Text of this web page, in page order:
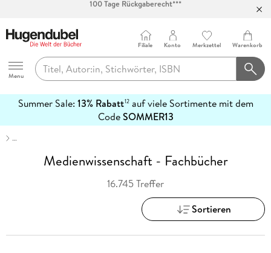
Abholung in über 100 Filialen
Hugendubel
Menu
Filiale Konto Merkzettel Warenkorb
Summer Sale: 13% Rabatt12auf viele Sortimente mit dem
CodeSOMMER13
erfahren
…
Medienwissenschaft - Fachbücher
16.745 Treffer
Sortieren